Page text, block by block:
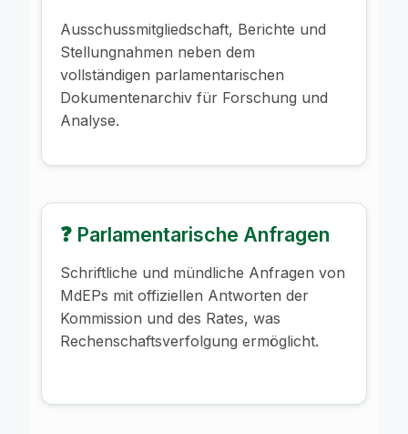
Ausschussmitgliedschaft, Berichte und
Stellungnahmen neben dem
vollständigen parlamentarischen
Dokumentenarchiv für Forschung und
Analyse.
❓ Parlamentarische Anfragen
Schriftliche und mündliche Anfragen von
MdEPs mit offiziellen Antworten der
Kommission und des Rates, was
Rechenschaftsverfolgung ermöglicht.